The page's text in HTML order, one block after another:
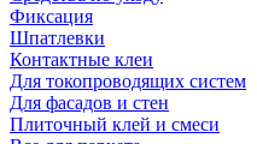
Фиксация
Шпатлевки
Контактные клеи
Для токопроводящих систем
Для фасадов и стен
Плиточный клей и смеси